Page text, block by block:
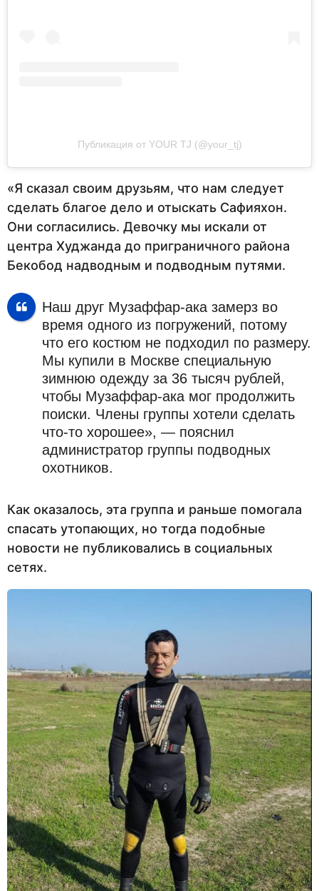
Публикация от YOUR TJ (@your_tj)
«Я сказал своим друзьям, что нам следует
сделать благое дело и отыскать Сафияхон.
Они согласились. Девочку мы искали от
центра Худжанда до приграничного района
Бекобод надводным и подводным путями.
Наш друг Музаффар-ака замерз во
время одного из погружений, потому
что его костюм не подходил по размеру.
Мы купили в Москве специальную
зимнюю одежду за 36 тысяч рублей,
чтобы Музаффар-ака мог продолжить
поиски. Члены группы хотели сделать
что-то хорошее», — пояснил
администратор группы подводных
охотников.
Как оказалось, эта группа и раньше помогала
спасать утопающих, но тогда подобные
новости не публиковались в социальных
сетях.